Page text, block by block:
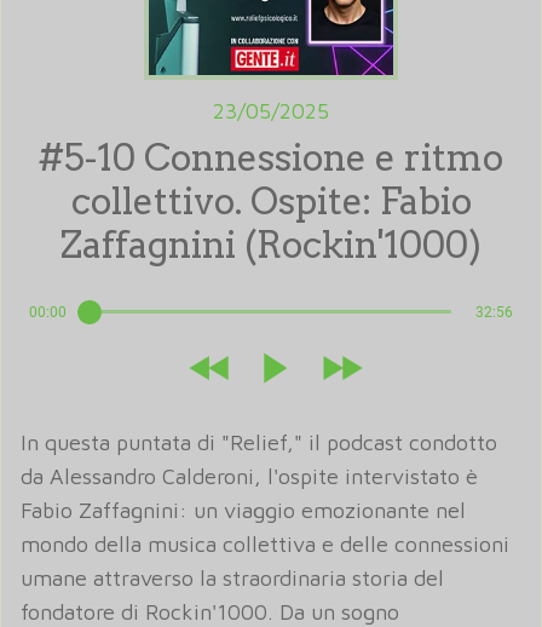
23/05/2025
#5-10 Connessione e ritmo
collettivo. Ospite: Fabio
Zaffagnini (Rockin'1000)
00:00 32:56
In questa puntata di "Relief," il podcast condotto
da Alessandro Calderoni, l'ospite intervistato è
Fabio Zaffagnini: un viaggio emozionante nel
mondo della musica collettiva e delle connessioni
umane attraverso la straordinaria storia del
fondatore di Rockin'1000. Da un sogno